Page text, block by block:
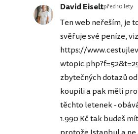
David Eiseltpřed 10 lety
Ten web neřeším, je
svěřuje své peníze, viz
https://
zbytečných dotazů
koupili a pak měli
těchto letenek -
1.990 Kč tak budeš